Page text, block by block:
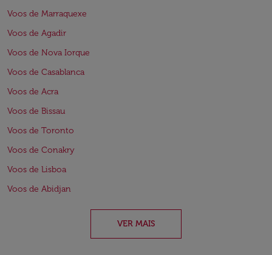
Voos de Marraquexe
Voos de Agadir
Voos de Nova Iorque
Voos de Casablanca
Voos de Acra
Voos de Bissau
Voos de Toronto
Voos de Conakry
Voos de Lisboa
Voos de Abidjan
VER MAIS